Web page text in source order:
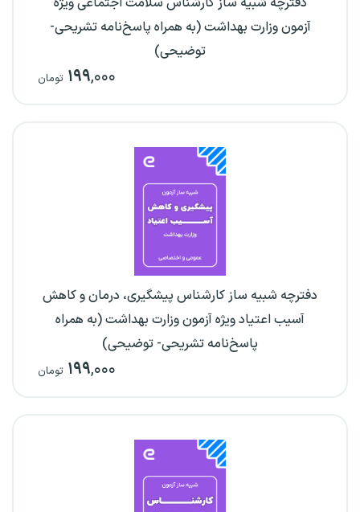
آزمون وزارت بهداشت (به همراه پاسخ‌نامه تشریحی-
توضیحی)
۱۹۹,۰۰۰ تومان
دفترچه شبیه ساز کارشناس پیشگیری، درمان و کاهش
آسیب اعتیاد ویژه آزمون وزارت بهداشت (به همراه
پاسخ‌نامه تشریحی- توضیحی)
۱۹۹,۰۰۰ تومان